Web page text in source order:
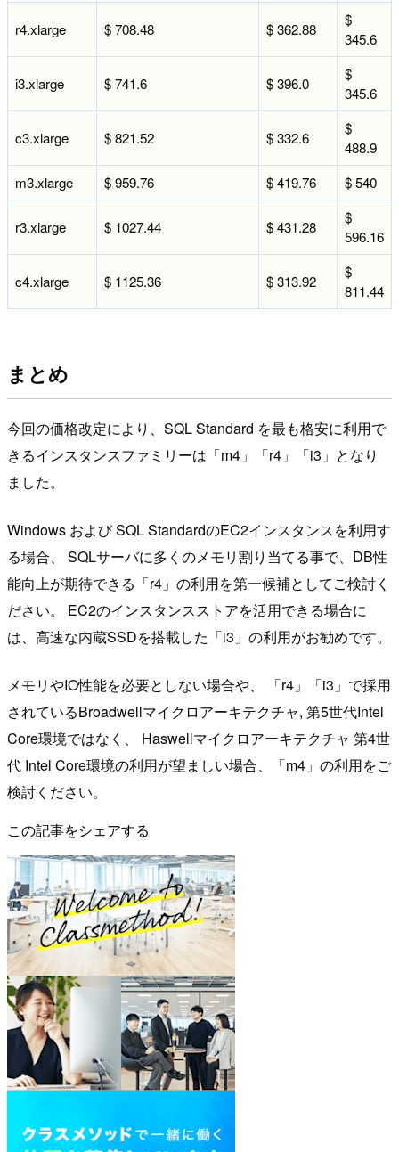
r4.xlarge $ 708.48 $ 362.88
$
345.6
i3.xlarge $ 741.6 $ 396.0
$
345.6
c3.xlarge $ 821.52 $ 332.6
$
488.9
m3.xlarge
$ 959.76 $ 419.76 $ 540
r3.xlarge $ 1027.44 $ 431.28
$
596.16
c4.xlarge $ 1125.36 $ 313.92
$
811.44
まとめ
今回の価格改定により、SQL Standard を最も格安に利用で
きるインスタンスファミリーは「m4」「r4」「i3」となり
ました。
Windows および SQL StandardのEC2インスタンスを利用す
る場合、 SQLサーバに多くのメモリ割り当てる事で、DB性
能向上が期待できる「r4」の利用を第一候補としてご検討く
ださい。 EC2のインスタンスストアを活用できる場合に
は、高速な内蔵SSDを搭載した「i3」の利用がお勧めです。
メモリやIO性能を必要としない場合や、 「r4」「i3」で採用
されているBroadwellマイクロアーキテクチャ, 第5世代Intel
Core環境ではなく、 Haswellマイクロアーキテクチャ 第4世
代 Intel Core環境の利用が望ましい場合、「m4」の利用をご
検討ください。
この記事をシェアする